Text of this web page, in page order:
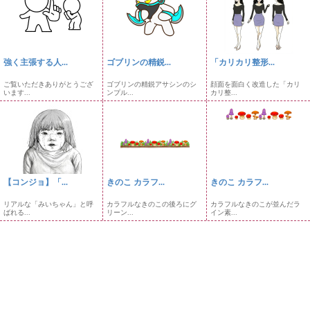
強く主張する人...
ご覧いただきありがとうござ
います...
ゴブリンの精鋭...
ゴブリンの精鋭アサシンのシ
ンプル...
「カリカリ整形...
顔面を面白く改造した「カリ
カリ整...
【コンジョ】「...
リアルな「みいちゃん」と呼
ばれる...
きのこ カラフ...
カラフルなきのこの後ろにグ
リーン...
きのこ カラフ...
カラフルなきのこが並んだラ
イン素...